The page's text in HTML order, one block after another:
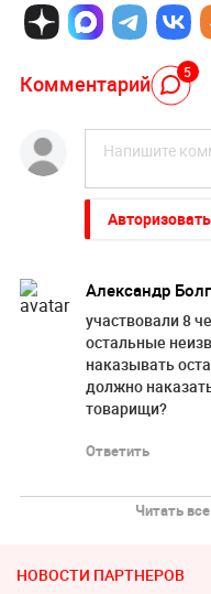
Комментарий 5
Александр
участвовали 8
остальные
наказывать
должно
товарищи?
Ответить
Читать
НОВОСТИ ПАРТНЕРОВ